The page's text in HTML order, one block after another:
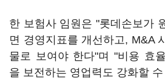
한 보험사 임원은 "롯데손보가
면 경영지표를 개선하고, M&A
물로 보여야 한다"며 "비용 효
을 보전하는 영업력도 강화할